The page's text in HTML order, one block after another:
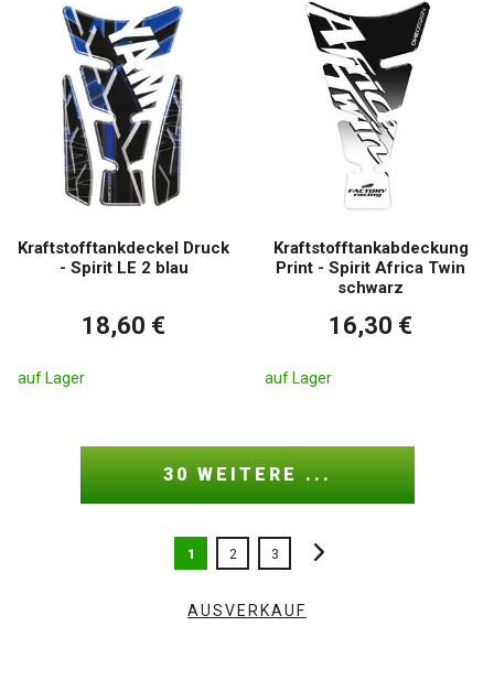
Kraftstofftankdeckel Druck
- Spirit LE 2 blau
18,60 €
auf Lager
Kraftstofftankabdeckung
Print - Spirit Africa Twin
schwarz
16,30 €
auf Lager
30 WEITERE ...
1 2 3
AUSVERKAUF